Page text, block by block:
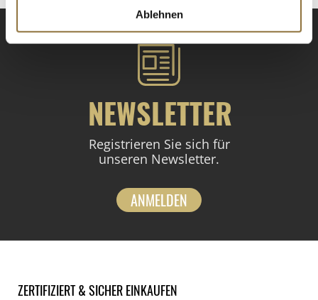
Ablehnen
NEWSLETTER
Registrieren Sie sich für
unseren Newsletter.
ANMELDEN
ZERTIFIZIERT & SICHER EINKAUFEN